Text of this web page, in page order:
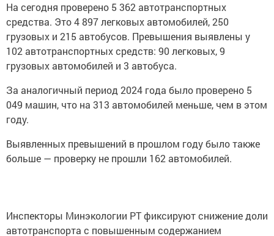
На сегодня проверено 5 362 автотранспортных
средства. Это 4 897 легковых автомобилей, 250
грузовых и 215 автобусов. Превышения выявлены у
102 автотранспортных средств: 90 легковых, 9
грузовых автомобилей и 3 автобуса.
За аналогичный период 2024 года было проверено 5
049 машин, что на 313 автомобилей меньше, чем в этом
году.
Выявленных превышений в прошлом году было также
больше — проверку не прошли 162 автомобилей.
Инспекторы Минэкологии РТ фиксируют снижение доли
автотранспорта с повышенным содержанием